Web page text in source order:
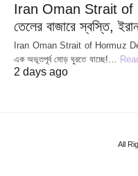
Iran Oman Strait of
তেলের বাজারে স্বস্তি,
Iran Oman Strait of Hormuz Deal
এক অভূতপূর্ব মোড় ঘুরতে যাচ্ছে!…
2 days ago
All